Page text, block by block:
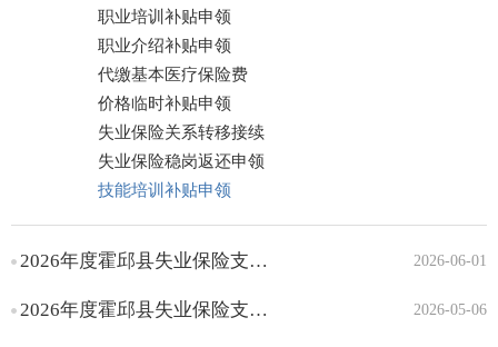
职业培训补贴申领
职业介绍补贴申领
代缴基本医疗保险费
价格临时补贴申领
失业保险关系转移接续
失业保险稳岗返还申领
技能培训补贴申领
企业年金方案备案
社会保障卡服务
2026-06-01
2026年度霍邱县失业保险支持参保职工技能提升补贴人员名单公示（第六批）
2026-05-06
2026年度霍邱县失业保险支持参保职工技能提升补贴人员名单公示（第五批）